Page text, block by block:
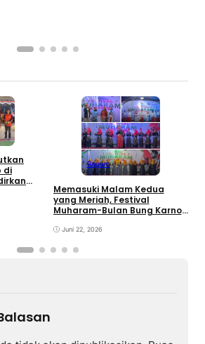
di
Ragam
Memasuki Malam Kedua
yang Meriah, Festival
Muharam-Bulan Bung Karno
Pemajuan Kebudayaan
Juni 22, 2026